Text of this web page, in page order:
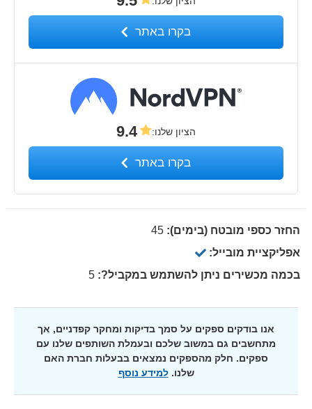
בקרו באתר
הציון שלנו:
9.4
בקרו באתר
החזר כספי מובטח (בימים): 45
אפליקציית מובייל:
בכמה מכשירים ניתן להשתמש במקביל?: 5
אנו בודקים ספקים על סמך בדיקות ומחקר קפדניים, אך
מתחשבים גם במשוב שלכם ובעמלת השותפים שלנו עם
ספקים. חלק מהספקים נמצאים בבעלות חברת האם
שלנו.למידע נוסף